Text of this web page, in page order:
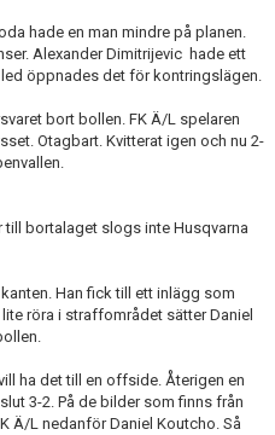
hade en man mindre på planen.
Alexander Dimitrijevic hade ett
öppnades det för kontringslägen.
bort bollen. FK Ä/L spelaren
Otagbart. Kvitterat igen och nu 2-
bortalaget slogs inte Husqvarna
Han fick till ett inlägg som
röra i straffområdet sätter Daniel
ha det till en offside. Återigen en
3-2. På de bilder som finns från
Ä/L nedanför Daniel Koutcho. Så